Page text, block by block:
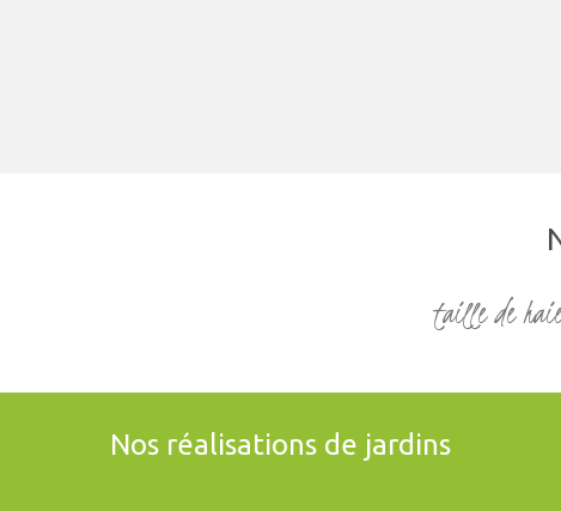
taille de
Nos réalisations de jardins